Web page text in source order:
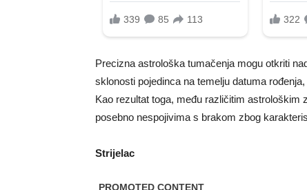
Precizna astrološka tumačenja mogu otkriti
sklonosti pojedinca na temelju datuma
Kao rezultat toga, među različitim
posebno nespojivima s brakom zbog
Strijelac